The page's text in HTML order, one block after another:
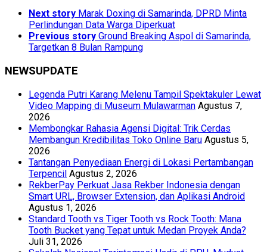
Next story Marak Doxing di Samarinda, DPRD Minta
Perlindungan Data Warga Diperkuat
Previous story Ground Breaking Aspol di Samarinda,
Targetkan 8 Bulan Rampung
NEWSUPDATE
Legenda Putri Karang Melenu Tampil Spektakuler Lewat
Video Mapping di Museum Mulawarman Agustus 7,
2026
Membongkar Rahasia Agensi Digital: Trik Cerdas
Membangun Kredibilitas Toko Online Baru Agustus 5,
2026
Tantangan Penyediaan Energi di Lokasi Pertambangan
Terpencil Agustus 2, 2026
RekberPay Perkuat Jasa Rekber Indonesia dengan
Smart URL, Browser Extension, dan Aplikasi Android
Agustus 1, 2026
Standard Tooth vs Tiger Tooth vs Rock Tooth: Mana
Tooth Bucket yang Tepat untuk Medan Proyek Anda?
Juli 31, 2026